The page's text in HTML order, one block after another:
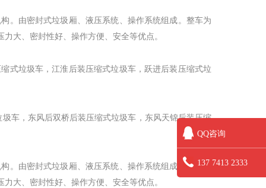
。由密封式垃圾厢、液压系统、操作系统组成。整车为
大、密封性好、操作方便、安全等优点。
式垃圾车，江淮后装压缩式垃圾车，跃进后装压缩式垃
圾车，东风后双桥后装压缩式垃圾车，东风天锦后装压缩
。由密封式垃圾厢、液压系统、操作系统组成。整车为
大、密封性好、操作方便、安全等优点。
QQ咨询
137 7413 2333